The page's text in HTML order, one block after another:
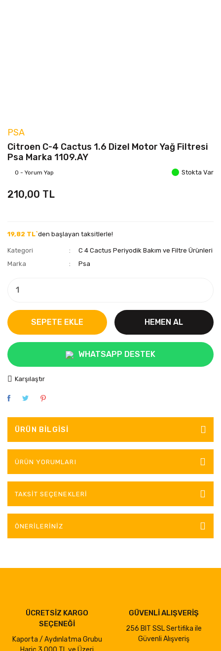
PSA
Citroen C-4 Cactus 1.6 Dizel Motor Yağ Filtresi
Psa Marka 1109.AY
0 - Yorum Yap Stokta Var
210,00 TL
19,82 TL`den başlayan taksitlerle!
Kategori
C 4 Cactus Periyodik Bakım ve Filtre Ürünleri
Marka
Psa
SEPETE EKLE HEMEN AL
WHATSAPP DESTEK
Karşılaştır
ÜRÜN BILGISI
ÜRÜN YORUMLARI
TAKSIT SEÇENEKLERI
ÖNERILERINIZ
ÜCRETSİZ KARGO
SEÇENEĞİ
Kaporta / Aydınlatma Grubu
GÜVENLİ ALIŞVERİŞ
256 BIT SSL Sertifika ile
Güvenli Alışveriş